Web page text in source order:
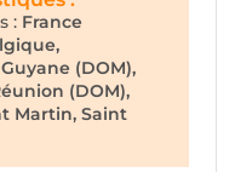
: France
(DOM),
(DOM),
Martin, Saint